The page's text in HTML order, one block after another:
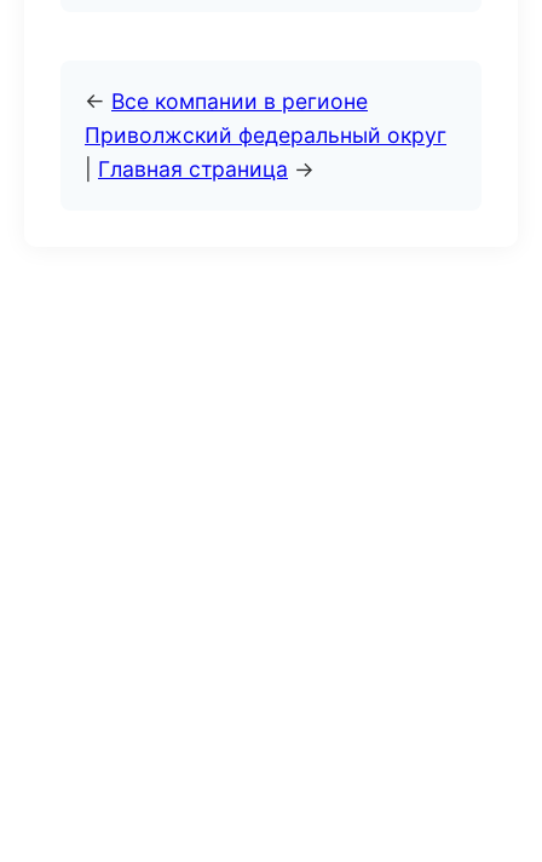
← Все компании в регионе
Приволжский федеральный округ
Главная страница →